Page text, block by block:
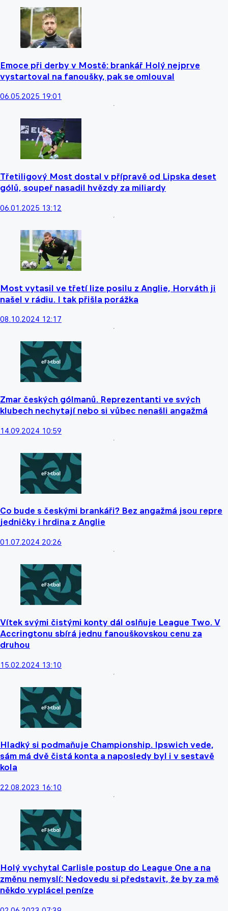
Emoce při derby v Mostě: brankář Holý nejprve
vystartoval na fanoušky, pak se omlouval
06.05.2025 19:01
Třetiligový Most dostal v přípravě od Lipska deset
gólů, soupeř nasadil hvězdy za miliardy
06.01.2025 13:12
Most vytasil ve třetí lize posilu z Anglie, Horváth ji
našel v rádiu. I tak přišla porážka
08.10.2024 12:17
Zmar českých gólmanů. Reprezentanti ve svých
klubech nechytají nebo si vůbec nenašli angažmá
14.09.2024 10:59
Co bude s českými brankáři? Bez angažmá jsou repre
jedničky i hrdina z Anglie
01.07.2024 20:26
Vítek svými čistými konty dál oslňuje League Two. V
Accringtonu sbírá jednu fanouškovskou cenu za
druhou
15.02.2024 13:10
Hladký si podmaňuje Championship. Ipswich vede,
sám má dvě čistá konta a naposledy byl i v sestavě
kola
22.08.2023 16:10
Holý vychytal Carlisle postup do League One a na
změnu nemyslí: Nedovedu si představit, že by za mě
někdo vyplácel peníze